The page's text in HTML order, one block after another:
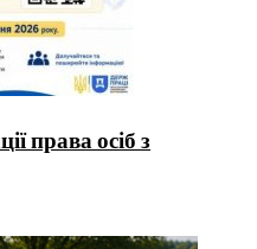
права осіб з